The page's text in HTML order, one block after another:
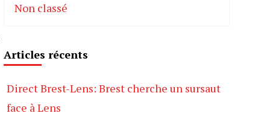
Non classé
Articles récents
Direct Brest-Lens: Brest cherche un sursaut
face à Lens